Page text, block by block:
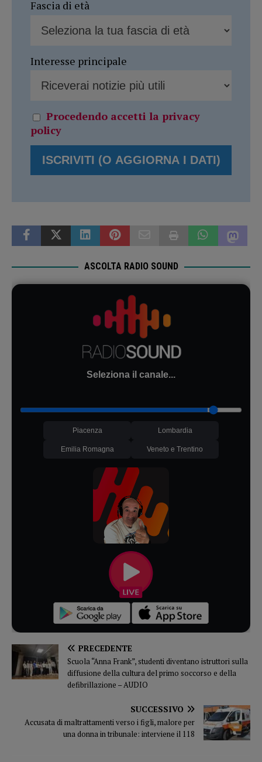
Fascia di età
Interesse principale
Procedendo accetti la privacy
policy
ASCOLTA RADIO SOUND
Seleziona il canale...
Piacenza Lombardia
Emilia Romagna Veneto e Trentino
PRECEDENTE
Scuola “Anna Frank”, studenti diventano istruttori sulla
diffusione della cultura del primo soccorso e della
defibrillazione – AUDIO
SUCCESSIVO
Accusata di maltrattamenti verso i figli, malore per
una donna in tribunale: interviene il 118